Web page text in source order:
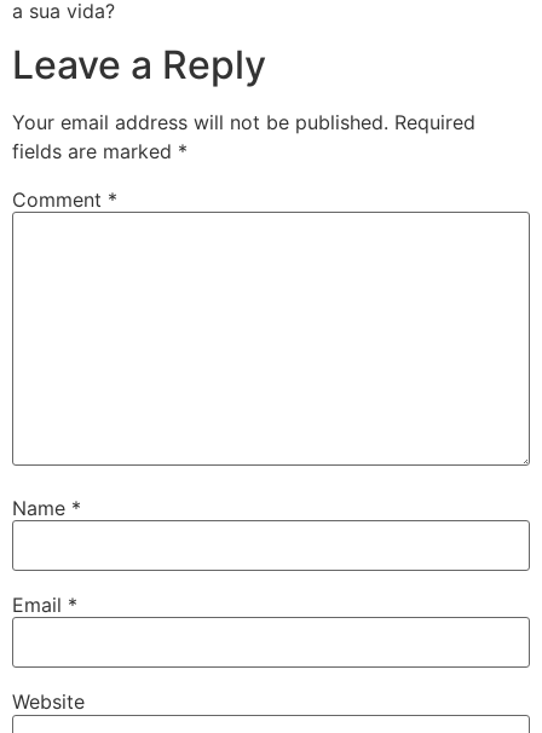
a sua vida?
Leave a Reply
Your email address will not be published. Required
fields are marked *
Comment *
Name *
Email *
Website